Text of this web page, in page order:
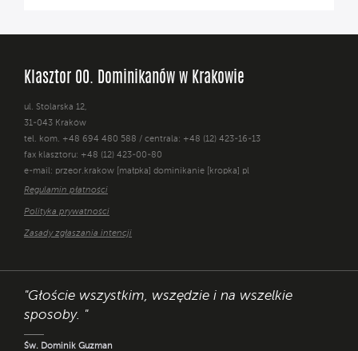
Klasztor OO. Dominikanów w Krakowie
ul. Stolarska 12,
31-043 Kraków
tel. kom. +48 694 480 588 / centrala: +48 (12) 423-16-13
fax klasztoru: +48 (12) 423-00-80
e-mail: przeor.krakow [małpka] dominikanie [kropka] pl
Regulamin płatności
Polityka prywatności
Zasady zgłaszania intencji
"Głoście wszystkim, wszędzie i na wszelkie
sposoby. "
Św. Dominik Guzman